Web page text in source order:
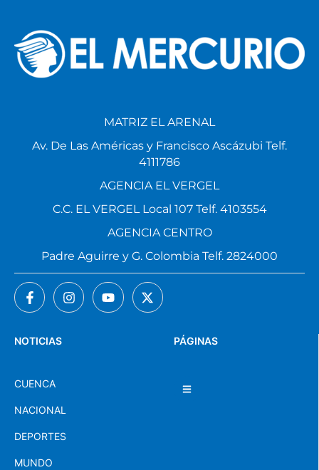
PÁGINAS
NOTICIAS
CUENCA
NACIONAL
DEPORTES
MUNDO
MATRIZ EL ARENAL
Av. De Las Américas y Francisco Ascázubi Telf.
4111786
AGENCIA EL VERGEL
C.C. EL VERGEL Local 107 Telf. 4103554
AGENCIA CENTRO
Padre Aguirre y G. Colombia Telf. 2824000